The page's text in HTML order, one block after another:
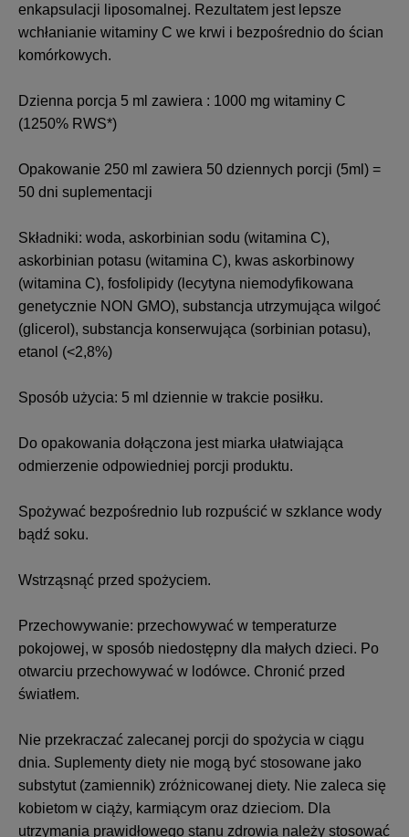
enkapsulacji liposomalnej. Rezultatem jest lepsze
wchłanianie witaminy C we krwi i bezpośrednio do ścian
komórkowych.
Dzienna porcja 5 ml zawiera : 1000 mg witaminy C
(1250% RWS*)
Opakowanie 250 ml zawiera 50 dziennych porcji (5ml) =
50 dni suplementacji
Składniki: woda, askorbinian sodu (witamina C),
askorbinian potasu (witamina C), kwas askorbinowy
(witamina C), fosfolipidy (lecytyna niemodyfikowana
genetycznie NON GMO), substancja utrzymująca wilgoć
(glicerol), substancja konserwująca (sorbinian potasu),
etanol (<2,8%)
Sposób użycia: 5 ml dziennie w trakcie posiłku.
Do opakowania dołączona jest miarka ułatwiająca
odmierzenie odpowiedniej porcji produktu.
Spożywać bezpośrednio lub rozpuścić w szklance wody
bądź soku.
Wstrząsnąć przed spożyciem.
Przechowywanie: przechowywać w temperaturze
pokojowej, w sposób niedostępny dla małych dzieci. Po
otwarciu przechowywać w lodówce. Chronić przed
światłem.
Nie przekraczać zalecanej porcji do spożycia w ciągu
dnia. Suplementy diety nie mogą być stosowane jako
substytut (zamiennik) zróżnicowanej diety. Nie zaleca się
kobietom w ciąży, karmiącym oraz dzieciom. Dla
utrzymania prawidłowego stanu zdrowia należy stosować